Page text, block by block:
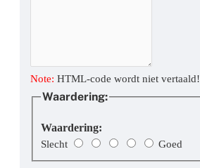
Note: HTML-code wordt niet vertaald!
Waardering:
Waardering:
Slecht Goed